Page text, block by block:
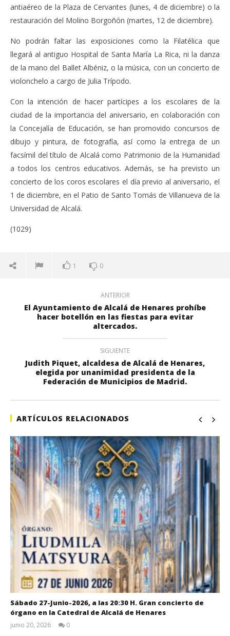
antiaéreo de la Plaza de Cervantes (lunes, 4 de diciembre) o la
restauración del Molino Borgoñón (martes, 12 de diciembre).
No podrán faltar las exposiciones como la Filatélica que
llegará al antiguo Hospital de Santa María La Rica, ni la danza
de la mano del Ballet Albéniz, o la música, con un concierto de
violonchelo a cargo de Julia Trípodo.
Con la intención de hacer partícipes a los escolares de la
ciudad de la importancia del aniversario, en colaboración con
la Concejalía de Educación, se han promovido concursos de
dibujo y pintura, de fotografía, así como la entrega de un
facsímil del título de Alcalá como Patrimonio de la Humanidad
a todos los centros educativos. Además, se ha previsto un
concierto de los coros escolares el día previo al aniversario, el
1 de diciembre, en el Patio de Santo Tomás de Villanueva de la
Universidad de Alcalá.
(1029)
1 0
ANTERIOR
El Ayuntamiento de Alcalá de Henares prohíbe
hacer botellón en las fiestas para evitar
altercados.
SIGUIENTE
Judith Piquet, alcaldesa de Alcalá de Henares,
elegida por unanimidad presidenta de la
Federación de Municipios de Madrid.
ARTÍCULOS RELACIONADOS
Sábado 27-Junio-2026, a las 20:30 H. Gran concierto de
órgano en la Catedral de Alcalá de Henares
junio 20, 2026
0